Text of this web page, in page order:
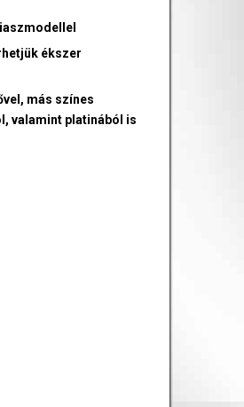
ékszer
más színes
valamint platinából is